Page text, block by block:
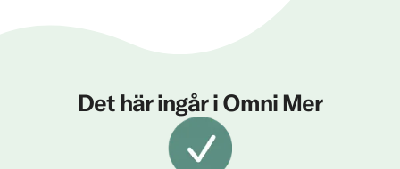
Det här ingår i Omni Mer